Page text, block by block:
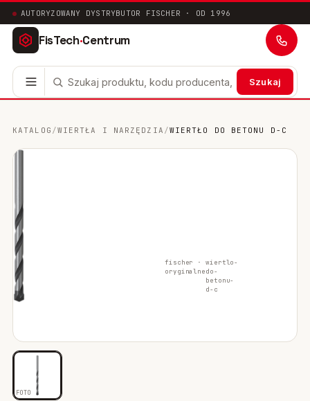
AUTORYZOWANY DYSTRYBUTOR FISCHER · OD 1996
FisTech·Centrum
Szukaj
Mocowania chemiczne 41
Mocowania uniwersalne
Systemy instalacyjne
Mocowania w pustych przestrzeniach
Mocowania ociepleń 28
Mocowania do rusztowań
KATALOG /WIERTŁA I NARZĘDZIA /WIERTŁO DO BETONU D-C
FOTO
fischer ·
oryginalne
wiertlo-
do-
betonu-
d-c